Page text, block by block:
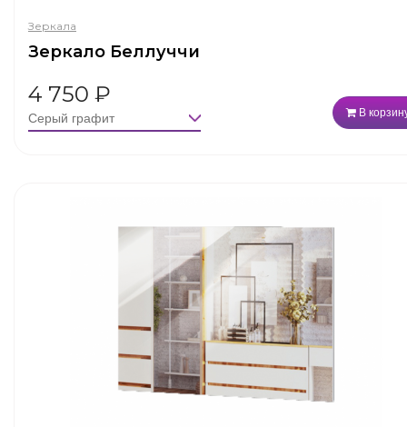
Зеркала
Зеркало Беллуччи
4 750 ₽
В